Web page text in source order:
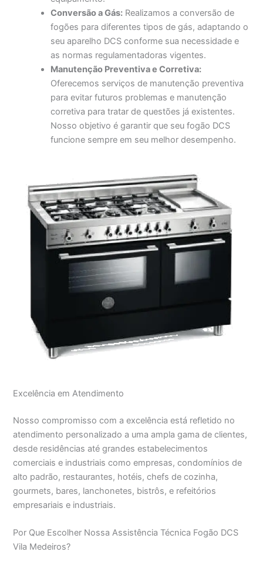
Conversão a Gás: Realizamos a conversão de
fogões para diferentes tipos de gás, adaptando o
seu aparelho DCS conforme sua necessidade e
as normas regulamentadoras vigentes.
Manutenção Preventiva e Corretiva:
Oferecemos serviços de manutenção preventiva
para evitar futuros problemas e manutenção
corretiva para tratar de questões já existentes.
Nosso objetivo é garantir que seu fogão DCS
funcione sempre em seu melhor desempenho.
Excelência em Atendimento
Nosso compromisso com a excelência está refletido no
atendimento personalizado a uma ampla gama de clientes,
desde residências até grandes estabelecimentos
comerciais e industriais como empresas, condomínios de
alto padrão, restaurantes, hotéis, chefs de cozinha,
gourmets, bares, lanchonetes, bistrôs, e refeitórios
empresariais e industriais.
Por Que Escolher Nossa Assistência Técnica Fogão DCS
Vila Medeiros?